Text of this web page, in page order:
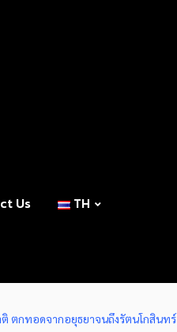
Us TH
ตกทอดจากอยุธยาจนถึงรัตนโกสินทร์